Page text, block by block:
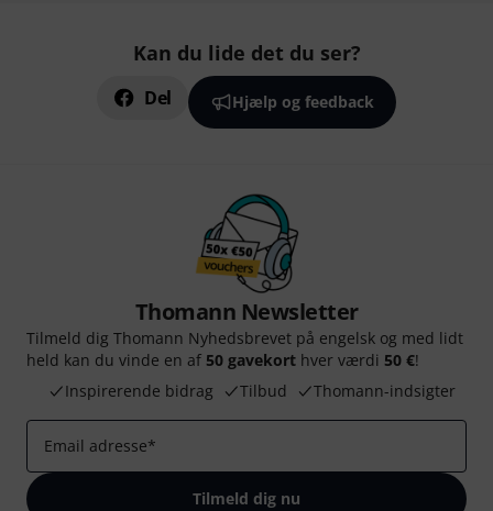
Kan du lide det du ser?
Del Hjælp og feedback
Thomann Newsletter
Tilmeld dig Thomann Nyhedsbrevet på engelsk og med lidt
held kan du vinde en af 50 gavekort hver værdi 50 €!
Inspirerende bidrag
Tilbud Thomann-indsigter
Email adresse*
Tilmeld dig nu